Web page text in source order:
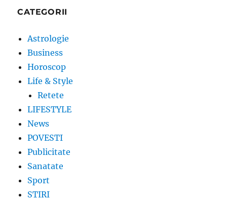
CATEGORII
Astrologie
Business
Horoscop
Life & Style
Retete
LIFESTYLE
News
POVESTI
Publicitate
Sanatate
Sport
STIRI